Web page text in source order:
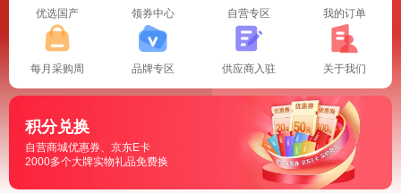
优选国产 领券中心 自营专区 我的订单
每月采购周 品牌专区 供应商入驻 关于我们
积分兑换
自营商城优惠券、京东E卡
2000多个大牌实物礼品免费换